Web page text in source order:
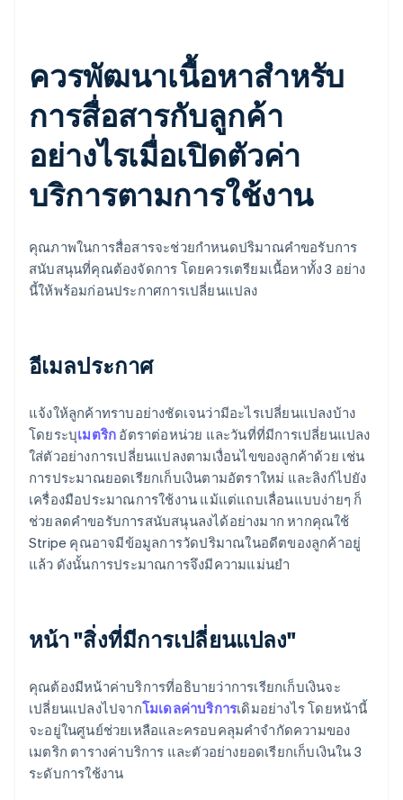
ควรพัฒนาเนื้อหาสำหรับ
การสื่อสารกับลูกค้า
อย่างไรเมื่อเปิดตัวค่า
บริการตามการใช้งาน
คุณภาพในการสื่อสารจะช่วยกำหนดปริมาณคำขอรับการ
สนับสนุนที่คุณต้องจัดการ โดยควรเตรียมเนื้อหาทั้ง 3 อย่าง
นี้ให้พร้อมก่อนประกาศการเปลี่ยนแปลง
อีเมลประกาศ
แจ้งให้ลูกค้าทราบอย่างชัดเจนว่ามีอะไรเปลี่ยนแปลงบ้าง
โดยระบุเมตริก อัตราต่อหน่วย และวันที่ที่มีการเปลี่ยนแปลง
ใส่ตัวอย่างการเปลี่ยนแปลงตามเงื่อนไขของลูกค้าด้วย เช่น
การประมาณยอดเรียกเก็บเงินตามอัตราใหม่ และลิงก์ไปยัง
เครื่องมือประมาณการใช้งาน แม้แต่แถบเลื่อนแบบง่ายๆ ก็
ช่วยลดคำขอรับการสนับสนุนลงได้อย่างมาก หากคุณใช้
Stripe คุณอาจมีข้อมูลการวัดปริมาณในอดีตของลูกค้าอยู่
แล้ว ดังนั้นการประมาณการจึงมีความแม่นยำ
หน้า "สิ่งที่มีการเปลี่ยนแปลง"
คุณต้องมีหน้าค่าบริการที่อธิบายว่าการเรียกเก็บเงินจะ
เปลี่ยนแปลงไปจากโมเดลค่าบริการเดิมอย่างไร โดยหน้านี้
จะอยู่ในศูนย์ช่วยเหลือและครอบคลุมคำจำกัดความของ
เมตริก ตารางค่าบริการ และตัวอย่างยอดเรียกเก็บเงินใน 3
ระดับการใช้งาน